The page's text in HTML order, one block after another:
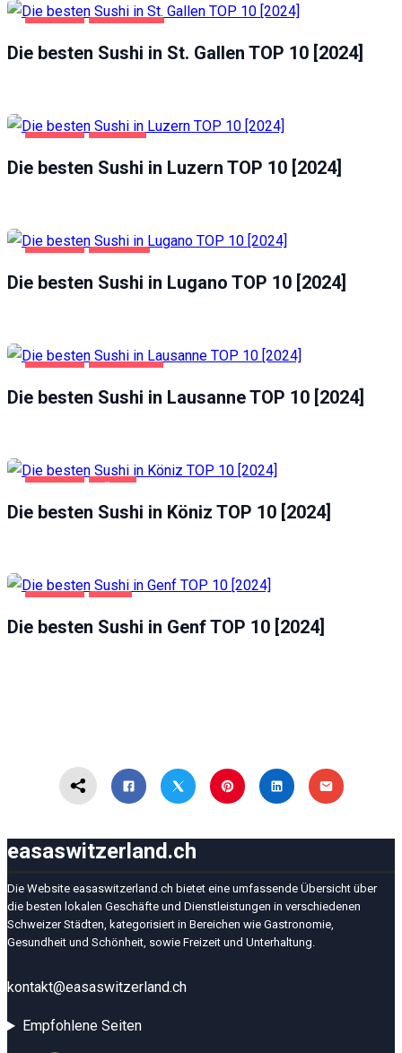
Die besten Sushi in St. Gallen TOP 10 [2024]
Die besten Sushi in Luzern TOP 10 [2024]
Die besten Sushi in Lugano TOP 10 [2024]
Die besten Sushi in Lausanne TOP 10 [2024]
Die besten Sushi in Köniz TOP 10 [2024]
Die besten Sushi in Genf TOP 10 [2024]
easaswitzerland.ch
Die Website easaswitzerland.ch bietet eine umfassende Übersicht über
die besten lokalen Geschäfte und Dienstleistungen in verschiedenen
Schweizer Städten, kategorisiert in Bereichen wie Gastronomie,
Gesundheit und Schönheit, sowie Freizeit und Unterhaltung.
kontakt@easaswitzerland.ch
Empfohlene Seiten